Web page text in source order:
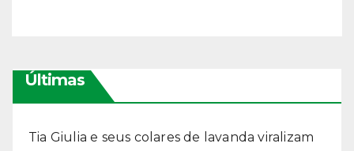
Últimas
Tia Giulia e seus colares de lavanda viralizam